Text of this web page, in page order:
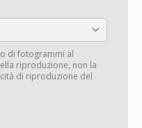
di fotogrammi al
riproduzione, non la
di riproduzione del